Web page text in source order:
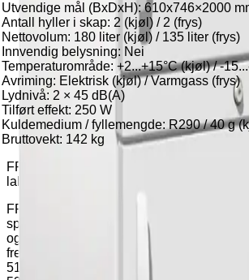
Utvendige mål (BxDxH): 610x746×2000
Antall hyller i skap: 2 (kjøl) / 2 (frys)
Nettovolum: 180 liter (kjøl) / 135 liter (frys)
Innvendig belysning: Nei
Temperaturområde: +2...+15°C (kjøl) / -
Avriming: Elektrisk (kjøl) / Varmgass (frys)
Lydnivå: 2 × 45 dB(A)
Tilført effekt: 250 W
Kuldemedium / fyllemengde: R290 / 40 g
Bruttovekt: 142 kg
FP MEDLAB-serien – sikker og
laboratorier og farmasi
FP MEDLAB-serien består av gnistsikre
spesialdesignet for trygg lagring av
og farmasimiljøer. Skapene er utviklet med
fremtidige krav og oppfyller de nye F-
517/2014), samtidig som de tilfredsstiller